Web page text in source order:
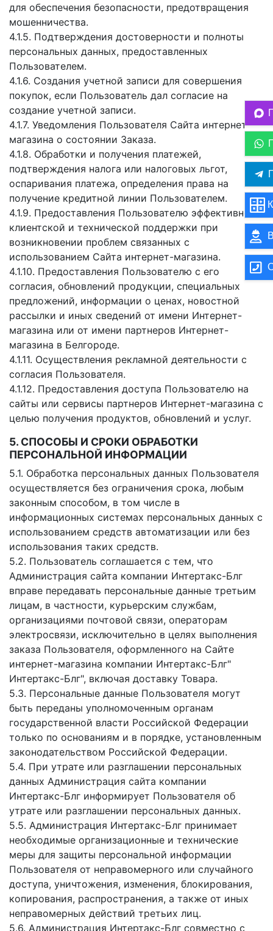
для обеспечения безопасности, предотвращения
мошенничества.
4.1.5. Подтверждения достоверности и полноты
персональных данных, предоставленных
Пользователем.
4.1.6. Создания учетной записи для совершения
покупок, если Пользователь дал согласие на
создание учетной записи.
4.1.7. Уведомления Пользователя Сайта интернет-
магазина о состоянии Заказа.
4.1.8. Обработки и получения платежей,
подтверждения налога или налоговых льгот,
оспаривания платежа, определения права на
получение кредитной линии Пользователем.
4.1.9. Предоставления Пользователю эффективной
клиентской и технической поддержки при
возникновении проблем связанных с
использованием Сайта интернет-магазина.
4.1.10. Предоставления Пользователю с его
согласия, обновлений продукции, специальных
предложений, информации о ценах, новостной
рассылки и иных сведений от имени Интернет-
магазина или от имени партнеров Интернет-
магазина в Белгороде.
4.1.11. Осуществления рекламной деятельности с
согласия Пользователя.
4.1.12. Предоставления доступа Пользователю на
сайты или сервисы партнеров Интернет-магазина с
целью получения продуктов, обновлений и услуг.
5. СПОСОБЫ И СРОКИ ОБРАБОТКИ
ПЕРСОНАЛЬНОЙ ИНФОРМАЦИИ
5.1. Обработка персональных данных Пользователя
осуществляется без ограничения срока, любым
законным способом, в том числе в
информационных системах персональных данных с
использованием средств автоматизации или без
использования таких средств.
5.2. Пользователь соглашается с тем, что
Администрация сайта компании Интертакс-Блг
вправе передавать персональные данные третьим
лицам, в частности, курьерским службам,
организациями почтовой связи, операторам
электросвязи, исключительно в целях выполнения
заказа Пользователя, оформленного на Сайте
интернет-магазина компании Интертакс-Блг"
Интертакс-Блг", включая доставку Товара.
5.3. Персональные данные Пользователя могут
быть переданы уполномоченным органам
государственной власти Российской Федерации
только по основаниям и в порядке, установленным
законодательством Российской Федерации.
5.4. При утрате или разглашении персональных
данных Администрация сайта компании
Интертакс-Блг информирует Пользователя об
утрате или разглашении персональных данных.
5.5. Администрация Интертакс-Блг принимает
необходимые организационные и технические
меры для защиты персональной информации
Пользователя от неправомерного или случайного
доступа, уничтожения, изменения, блокирования,
копирования, распространения, а также от иных
неправомерных действий третьих лиц.
5.6. Администрация Интертакс-Блг совместно с